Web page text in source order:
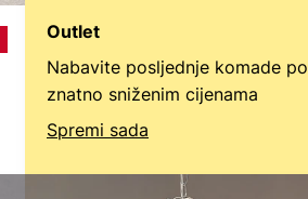
Outlet
Nabavite posljednje komade po
znatno sniženim cijenama
Spremi sada